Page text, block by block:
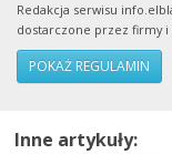
Redakcja serwisu
dostarczone przez firmy i
POKAŻ REGULAMIN
Inne artykuły: